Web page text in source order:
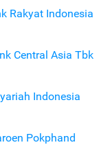
Rakyat Indonesia
Central Asia Tbk
Indonesia
Pokphand